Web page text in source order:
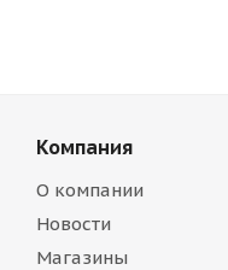
Компания
О компании
Новости
Магазины